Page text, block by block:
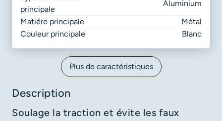
principale
Aluminium
Matière principale
Métal
Couleur principale
Blanc
Plus de caractéristiques
Description
Soulage la traction et évite les faux